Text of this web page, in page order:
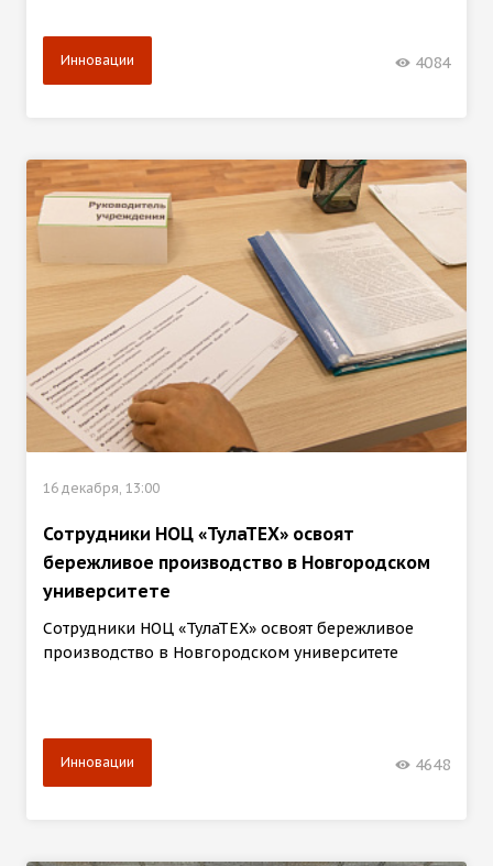
Инновации 4084
16 декабря, 13:00
Сотрудники НОЦ «ТулаТЕХ» освоят
бережливое производство в Новгородском
университете
Сотрудники НОЦ «ТулаТЕХ» освоят бережливое
производство в Новгородском университете
Инновации 4648